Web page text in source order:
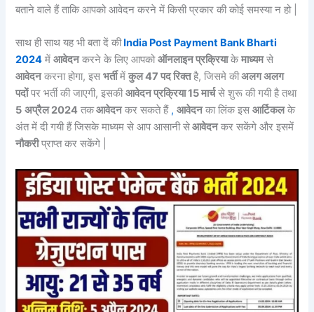
बताने वाले हैं ताकि आपको आवेदन करने में किसी प्रकार की कोई समस्या न हो |
साथ ही साथ यह भी बता दें कीIndia Post Payment Bank Bharti
2024 मेंआवेदनकरने के लिए आपकोऑनलाइन प्रक्रियाकेमाध्यमसे
आवेदनकरना होगा, इसभर्तीमेंकुल 47 पद रिक्तहै, जिसमे कीअलग अलग
पदोंपर भर्ती की जाएगी, इसकीआवेदन प्रक्रिया 15 मार्चसे शुरू की गयी है तथा
5 अप्रैल 2024 तकआवेदनकर सकते हैं , आवेदनका लिंक इसआर्टिकलके
अंत में दी गयी हैं जिसके माध्यम से आप आसानी सेआवेदनकर सकेंगे और इसमें
नौकरीप्राप्त कर सकेंगे |